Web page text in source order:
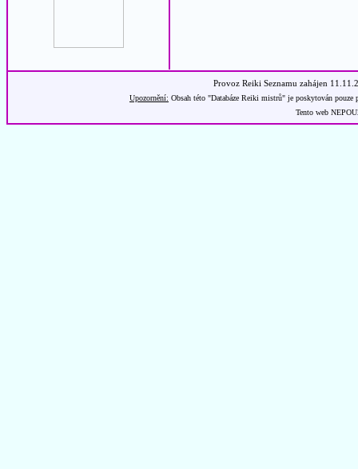
Provoz Reiki Seznamu zahájen
Upozornění: Obsah této "Databáze Reiki mistrů" je poskytován
Tento web